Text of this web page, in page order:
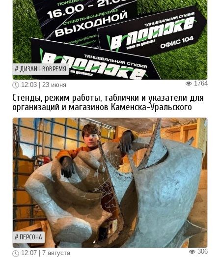
ДИЗАЙН ВОВРЕМЯ
1764
12:03 | 23 июня
Стенды, режим работы, таблички и указатели для
организаций и магазинов Каменска-Уральского
ПЕРСОНА
306
12:07 | 7 августа